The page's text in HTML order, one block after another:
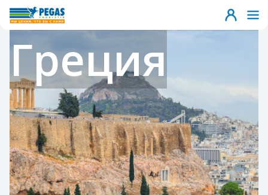
Греция